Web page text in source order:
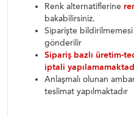
Renk alternatiflerine
bakabilirsiniz.
Siparişte
gönderilir
Sipariş bazlı üretim-
iptali
Anlaşmalı olunan
teslimat yapılmaktadır